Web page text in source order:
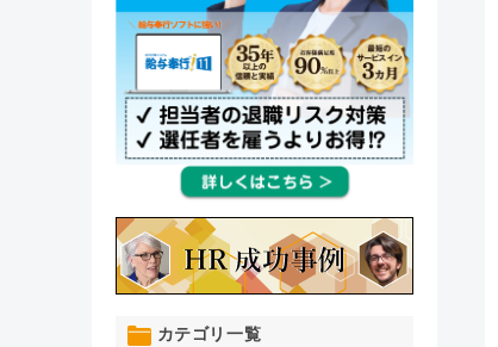
カテゴリ一覧